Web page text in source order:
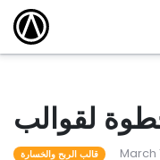
قالب الربح والخسارة
March